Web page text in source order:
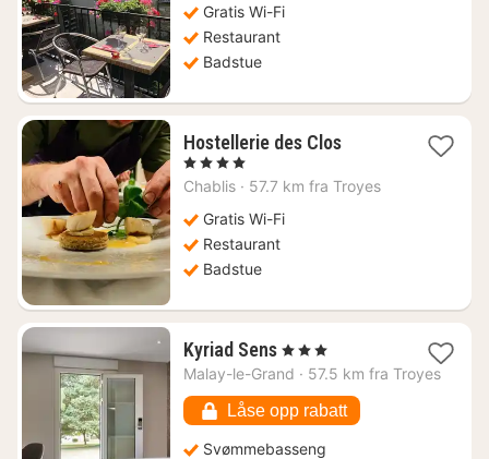
1597
kr.
Gratis Wi-Fi
Restaurant
Badstue
Hostellerie des Clos1
fra
1274
, 4 Stjerner
Chablis · 57.7 km fra Troyes
Gratis Wi-Fi
Restaurant
Badstue
Kyriad Sens1
natt
842
kr.
, 3 Stjerner
Malay-le-Grand · 57.5 km fra Troyes
Låse opp rabatt
Svømmebasseng